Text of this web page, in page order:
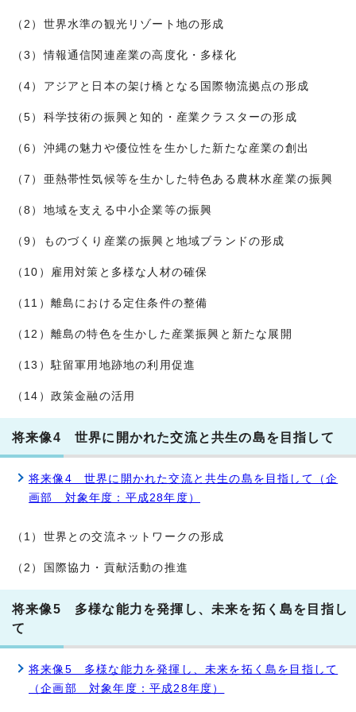
（2）世界水準の観光リゾート地の形成
（3）情報通信関連産業の高度化・多様化
（4）アジアと日本の架け橋となる国際物流拠点の形成
（5）科学技術の振興と知的・産業クラスターの形成
（6）沖縄の魅力や優位性を生かした新たな産業の創出
（7）亜熱帯性気候等を生かした特色ある農林水産業の振興
（8）地域を支える中小企業等の振興
（9）ものづくり産業の振興と地域ブランドの形成
（10）雇用対策と多様な人材の確保
（11）離島における定住条件の整備
（12）離島の特色を生かした産業振興と新たな展開
（13）駐留軍用地跡地の利用促進
（14）政策金融の活用
将来像4 世界に開かれた交流と共生の島を目指して
将来像4 世界に開かれた交流と共生の島を目指して（企
画部 対象年度：平成28年度）
（1）世界との交流ネットワークの形成
（2）国際協力・貢献活動の推進
将来像5 多様な能力を発揮し、未来を拓く島を目指し
て
将来像5 多様な能力を発揮し、未来を拓く島を目指して
（企画部 対象年度：平成28年度）